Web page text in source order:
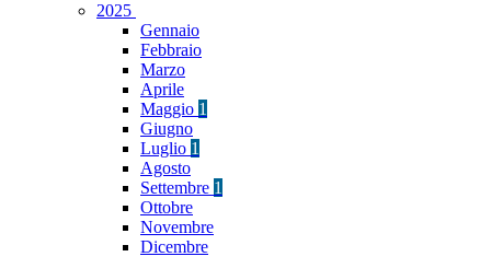
2025
Gennaio
Febbraio
Marzo
Aprile
Maggio 1
Giugno
Luglio 1
Agosto
Settembre 1
Ottobre
Novembre
Dicembre